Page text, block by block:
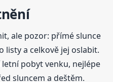
ale pozor: přímé slunce
listy a celkově jej oslabit.
pobyt venku, nejlépe
sluncem a deštěm.